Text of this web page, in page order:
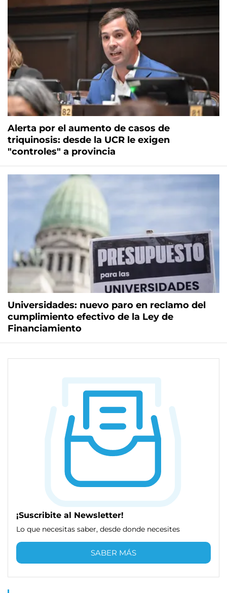
Alerta por el aumento de casos de
triquinosis: desde la UCR le exigen
"controles" a provincia
Universidades: nuevo paro en reclamo del
cumplimiento efectivo de la Ley de
Financiamiento
¡Suscribite al Newsletter!
Lo que necesitas saber, desde donde necesites
SABER MÁS